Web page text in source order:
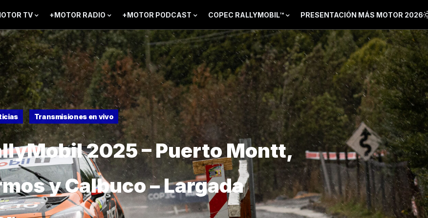
TV +MOTOR RADIO +MOTOR PODCAST COPEC RALLYMOBIL™ PRESENTACIÓN MÁS MOTOR 2026
Transmisiones en vivo
2025 – Puerto Montt,
y Calbuco – Largada